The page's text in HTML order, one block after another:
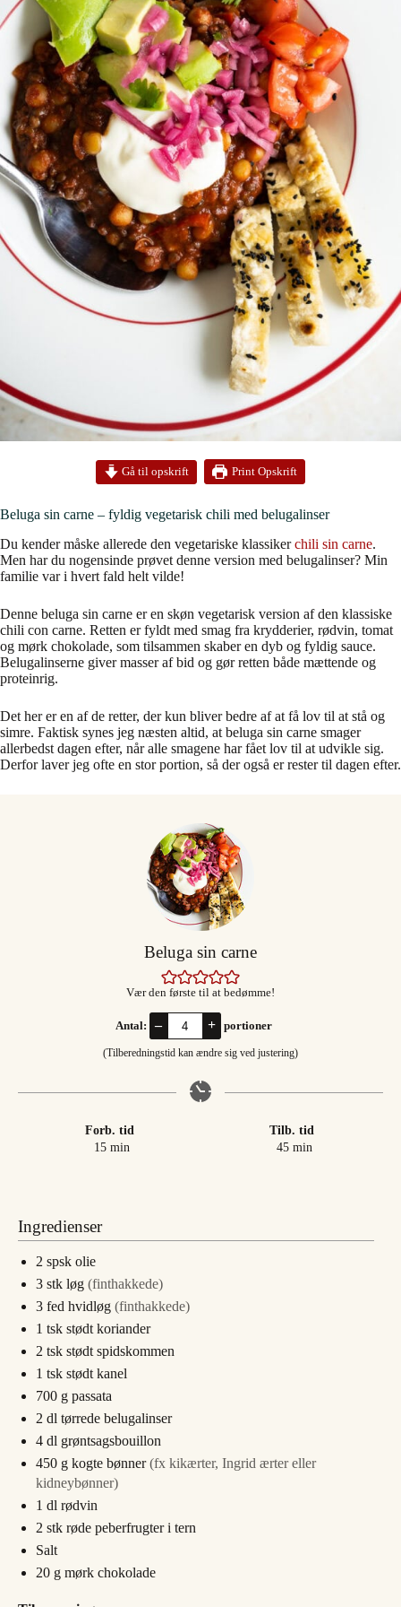
Gå til opskrift Print Opskrift
Beluga sin carne – fyldig vegetarisk chili med belugalinser
Du kender måske allerede den vegetariske klassikerchili sin carne.
Men har du nogensinde prøvet denne version med belugalinser? Min
familie var i hvert fald helt vilde!
Denne beluga sin carne er en skøn vegetarisk version af den klassiske
chili con carne. Retten er fyldt med smag fra krydderier, rødvin, tomat
og mørk chokolade, som tilsammen skaber en dyb og fyldig sauce.
Belugalinserne giver masser af bid og gør retten både mættende og
proteinrig.
Det her er en af de retter, der kun bliver bedre af at få lov til at stå og
simre. Faktisk synes jeg næsten altid, at beluga sin carne smager
allerbedst dagen efter, når alle smagene har fået lov til at udvikle sig.
Derfor laver jeg ofte en stor portion, så der også er rester til dagen efter.
Beluga sin carne
Vær den første til at bedømme!
Antal: – + portioner
(Tilberedningstid kan ændre sig ved justering)
Forb. tid
15minutter
min
Tilb. tid
45minutter
min
Ingredienser
2 spsk olie
3 stk løg (finthakkede)
3 fed hvidløg (finthakkede)
1 tsk stødt koriander
2 tsk stødt spidskommen
1 tsk stødt kanel
700 g passata
2 dl tørrede belugalinser
4 dl grøntsagsbouillon
450 g kogte bønner (fx kikærter, Ingrid ærter eller
kidneybønner)
1 dl rødvin
2 stk røde peberfrugter i tern
Salt
20 g mørk chokolade